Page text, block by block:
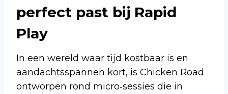
perfect past bij Rapid
Play
In een wereld waar tijd kostbaar is en
aandachtsspannen kort, is Chicken Road
ontworpen rond micro‑sessies die in